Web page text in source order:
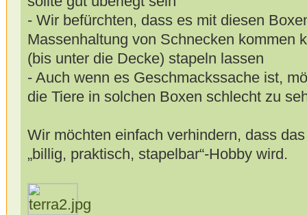
- Wir befürchten, dass es mit diesen
Massenhaltung von Schnecken kommen
(bis unter die Decke) stapeln lassen
- Auch wenn es Geschmackssache ist,
die Tiere in solchen Boxen schlecht zu
Wir möchten einfach verhindern, dass
„billig, praktisch, stapelbar“-Hobby wird.